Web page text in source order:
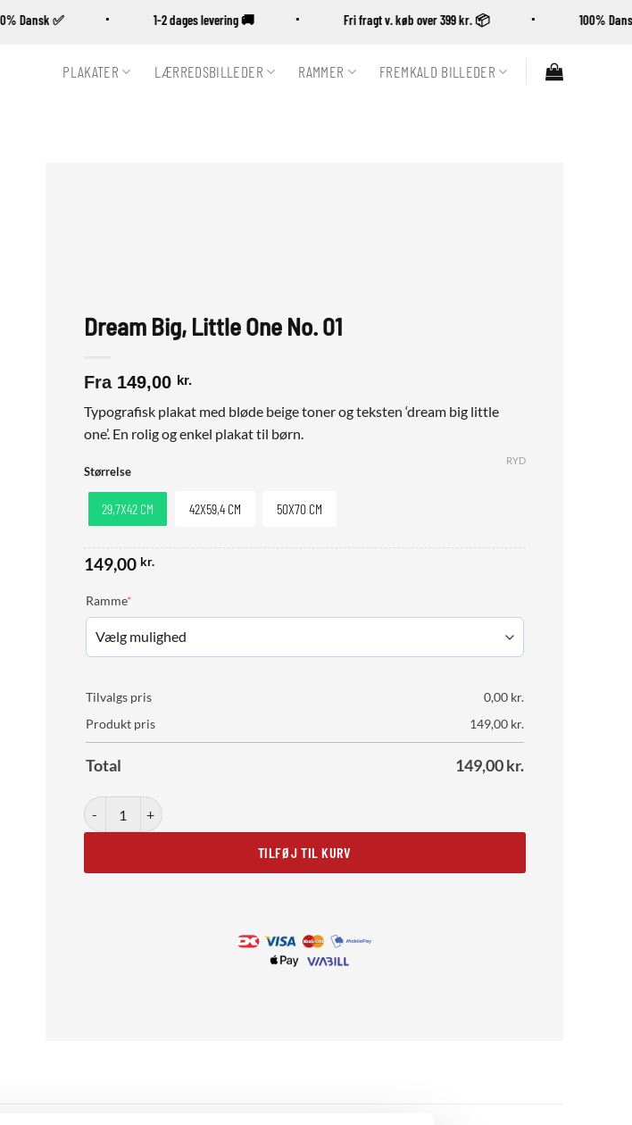
100% Dansk ✅ 1-2 dages levering 🚚 Fri fragt v. køb over 399 kr. 📦 100%
PLAKATER LÆRREDSBILLEDER RAMMER FREMKALD BILLEDER
Dream Big, Little One No. 01
Fra 149,00 kr.
Typografisk plakat med bløde beige toner og teksten ‘dream big little
one’. En rolig og enkel plakat til børn.
Størrelse
29,7X42 CM 42X59,4 CM 50X70 CM
RYD
149,00 kr.
Ramme*(required)
Tilvalgs pris 0,00 kr.
Produkt pris
149,00 kr.
Total 149,00kr.
Dream Big, Little One No. 01 antal
TILFØJ TIL KURV